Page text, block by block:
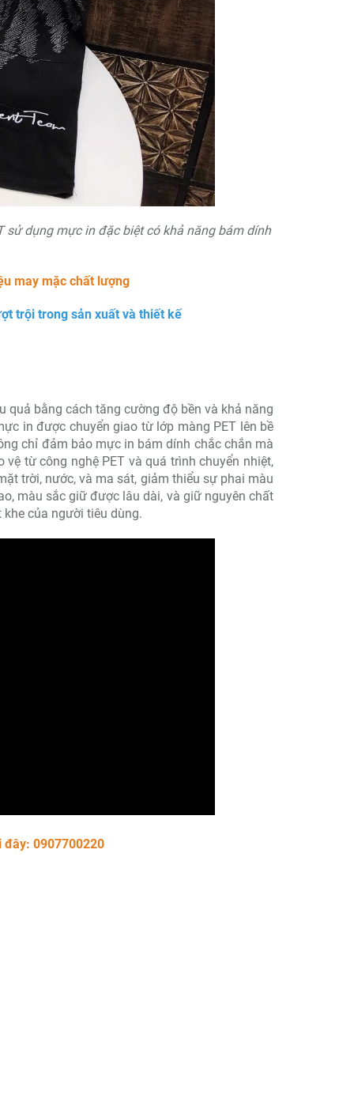
sử dụng mực in đặc biệt có khả năng bám dính
may mặc chất lượng
trội trong sản xuất và thiết kế
bằng cách tăng cường độ bền và khả năng
in được chuyển giao từ lớp màng PET lên bề
chỉ đảm bảo mực in bám dính chắc chắn mà
từ công nghệ PET và quá trình chuyển nhiệt,
trời, nước, và ma sát, giảm thiểu sự phai màu
màu sắc giữ được lâu dài, và giữ nguyên chất
của người tiêu dùng.
đây: 0907700220